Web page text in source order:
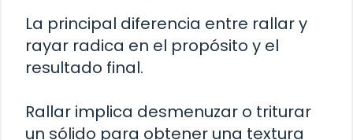
La principal diferencia entre rallar y
rayar radica en el propósito y el
resultado final.
Rallar implica desmenuzar o triturar
un sólido para obtener una textura